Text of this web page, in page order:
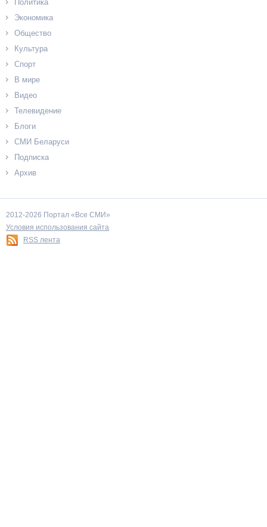
Политика
Экономика
Общество
Культура
Спорт
В мире
Видео
Телевидение
Блоги
СМИ Беларуси
Подписка
Архив
2012-2026 Портал «Все СМИ»
Условия использования сайта
RSS лента